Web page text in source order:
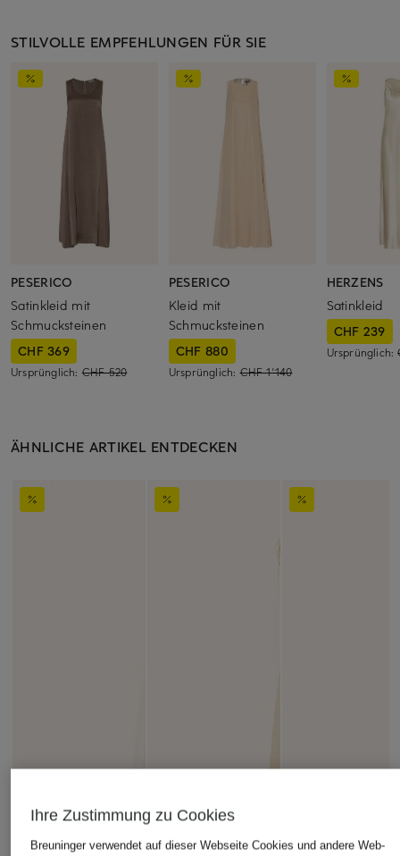
STILVOLLE EMPFEHLUNGEN FÜR SIE
PESERICO
Satinkleid mit
Schmucksteinen
CHF 369
Ursprünglich: CHF 520
PESERICO
Kleid mit
Schmucksteinen
CHF 880
Ursprünglich:CHF 1'140
HERZENS
Satinkleid
CHF 239
Ursprünglich:
ÄHNLICHE ARTIKEL ENTDECKEN
Ihre Zustimmung zu Cookies
Breuninger verwendet auf dieser Webseite Cookies und andere Web-